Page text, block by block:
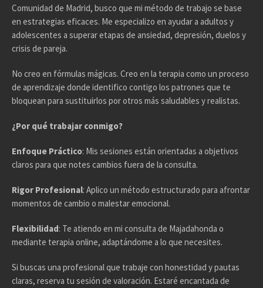
Comunidad de Madrid, busco que mi método de trabajo se base
en estrategias eficaces. Me especializo en ayudar a adultos y
adolescentes a superar etapas de ansiedad, depresión, duelos y
crisis de pareja.
No creo en fórmulas mágicas. Creo en la terapia como un proceso
de aprendizaje donde identifico contigo los patrones que te
bloquean para sustituirlos por otros más saludables y realistas.
¿Por qué trabajar conmigo?
Enfoque Práctico: Mis sesiones están orientadas a objetivos
claros para que notes cambios fuera de la consulta.
Rigor Profesional: Aplico un método estructurado para afrontar
momentos de cambio o malestar emocional.
Flexibilidad: Te atiendo en mi consulta de Majadahonda o
mediante terapia online, adaptándome a lo que necesites.
Si buscas una profesional que trabaje con honestidad y pautas
claras, reserva tu sesión de valoración. Estaré encantada de